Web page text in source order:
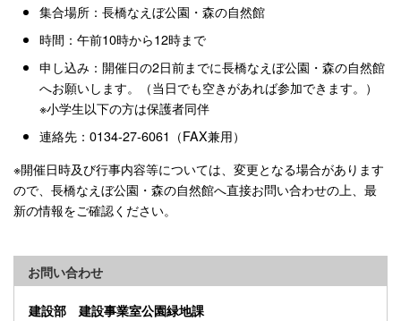
集合場所：長橋なえぼ公園・森の自然館
時間：午前10時から12時まで
申し込み：開催日の2日前までに長橋なえぼ公園・森の自然館
へお願いします。（当日でも空きがあれば参加できます。）
※小学生以下の方は保護者同伴
連絡先：0134-27-6061（FAX兼用）
※開催日時及び行事内容等については、変更となる場合があります
ので、長橋なえぼ公園・森の自然館へ直接お問い合わせの上、最
新の情報をご確認ください。
お問い合わせ
建設部 建設事業室公園緑地課